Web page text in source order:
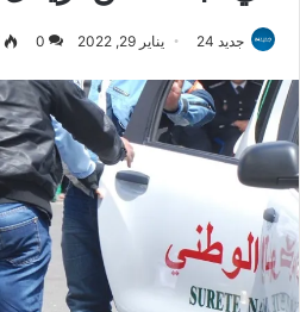
جديد 24 يناير 29, 2022 0